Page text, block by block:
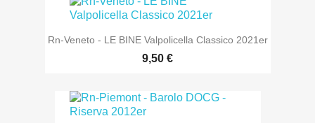
Rn-Veneto - LE BINE Valpolicella Classico 2021er
9,50 €